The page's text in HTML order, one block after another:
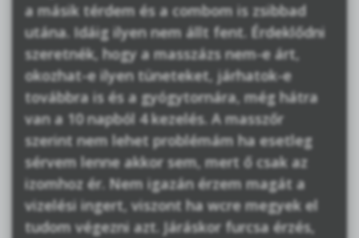
a másik térdem és a combom is zsibbad
utána. Idáig ilyen nem állt fent. Érdeklődni
szeretnék, hogy a masszázs nem-e árt,
okozhat-e ilyen tüneteket, járhatok-e
továbbra is és a gyógytornára, még hátra
van a 10 napból 4 kezelés. A masszőr
szerint nem lehet problémám ha esetleg
sérvem lenne akkor sem, mert ő csak az
izomhoz ér. Nem igazán érzem magát a
vizelési ingert, viszont ha wcre megyek el
tudom végezni azt. Járáskor furcsa érzés,